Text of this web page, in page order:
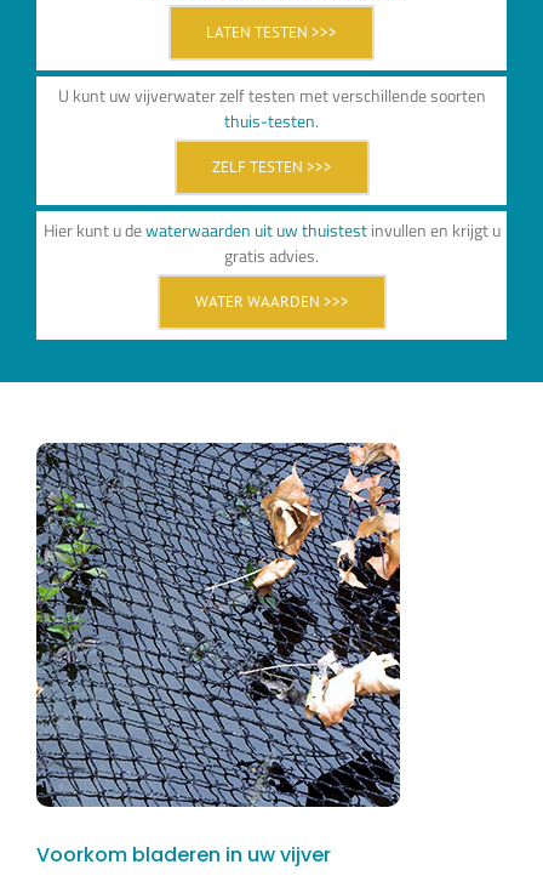
LATEN TESTEN >>>
U kunt uw vijverwater zelf testen met verschillende soorten
thuis-testen.
ZELF TESTEN >>>
Hier kunt u dewaterwaarden uit uw thuistestinvullen en krijgt u
gratis advies.
WATER WAARDEN >>>
Voorkom bladeren in uw vijver